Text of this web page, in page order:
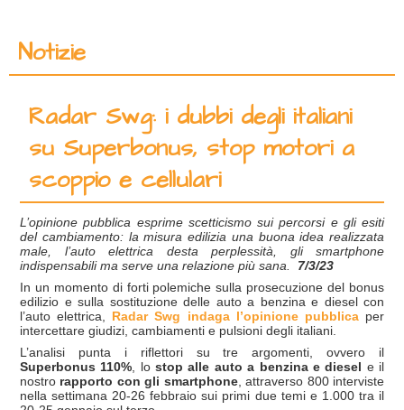
Notizie
Radar Swg: i dubbi degli italiani
su Superbonus, stop motori a
scoppio e cellulari
L’opinione pubblica esprime scetticismo sui percorsi e gli esiti
del cambiamento: la misura edilizia una buona idea realizzata
male, l’auto elettrica desta perplessità, gli smartphone
indispensabili ma serve una relazione più sana. 7/3/23
In un momento di forti polemiche sulla prosecuzione del bonus
edilizio e sulla sostituzione delle auto a benzina e diesel con
l’auto elettrica, Radar Swg indaga l’opinione pubblicaper
intercettare giudizi, cambiamenti e pulsioni degli italiani.
L’analisi punta i riflettori su tre argomenti, ovvero il
Superbonus 110% , lostop alle auto a benzina e diesel e il
nostro rapporto con gli smartphone, attraverso 800 interviste
nella settimana 20-26 febbraio sui primi due temi e 1.000 tra il